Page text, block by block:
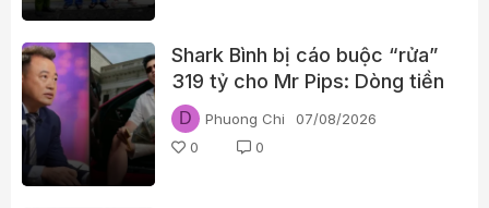
Shark Bình bị cáo buộc “rửa”
319 tỷ cho Mr Pips: Dòng tiền
đã đi qua Ngân Lượng như thế
nào?
D Phuong Chi
07/08/2026
0
0